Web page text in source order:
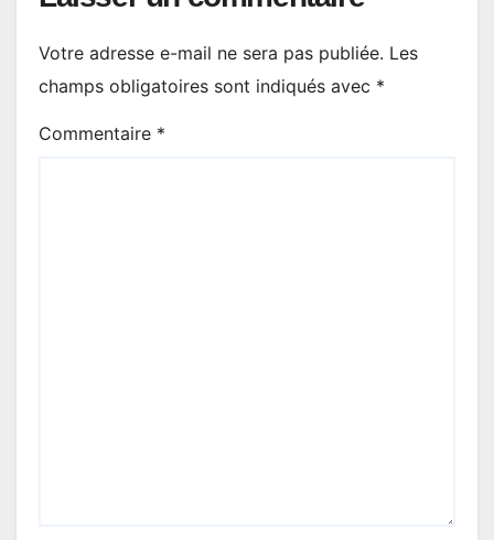
Votre adresse e-mail ne sera pas publiée. Les
champs obligatoires sont indiqués avec *
Commentaire *